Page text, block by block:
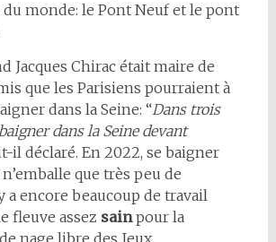
du monde: le Pont Neuf et le pont
Jacques Chirac était maire de
que les Parisiens pourraient à
dans la Seine: “Dans trois
dans la Seine devant
il déclaré. En 2022, se baigner
que très peu de
a encore beaucoup de travail
fleuve assez sainpour la